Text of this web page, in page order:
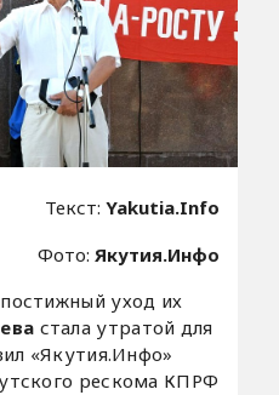
Текст:Yakutia.Info
Фото:Якутия.Инфо
уход их
стала утратой для
«Якутия.Инфо»
рескома КПРФ